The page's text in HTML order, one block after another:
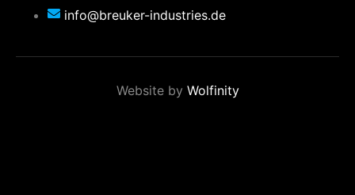
info@breuker-industries.de
Website by Wolfinity